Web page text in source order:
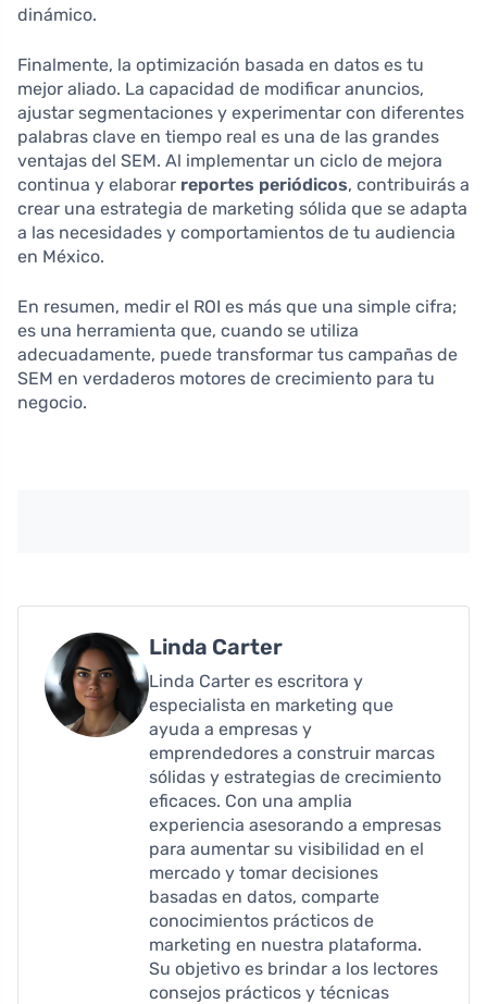
dinámico.
Finalmente, la optimización basada en datos es tu
mejor aliado. La capacidad de modificar anuncios,
ajustar segmentaciones y experimentar con diferentes
palabras clave en tiempo real es una de las grandes
ventajas del SEM. Al implementar un ciclo de mejora
continua y elaborar reportes periódicos, contribuirás a
crear una estrategia de marketing sólida que se adapta
a las necesidades y comportamientos de tu audiencia
en México.
En resumen, medir el ROI es más que una simple cifra;
es una herramienta que, cuando se utiliza
adecuadamente, puede transformar tus campañas de
SEM en verdaderos motores de crecimiento para tu
negocio.
Linda Carter
Linda Carter es escritora y
especialista en marketing que
ayuda a empresas y
emprendedores a construir marcas
sólidas y estrategias de crecimiento
eficaces. Con una amplia
experiencia asesorando a empresas
para aumentar su visibilidad en el
mercado y tomar decisiones
basadas en datos, comparte
conocimientos prácticos de
marketing en nuestra plataforma.
Su objetivo es brindar a los lectores
consejos prácticos y técnicas